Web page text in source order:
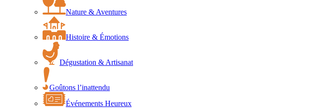
Nature & Aventures
Histoire & Émotions
Dégustation & Artisanat
Goûtons l’inattendu
Événements Heureux